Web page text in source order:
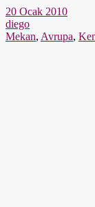
20 Ocak 2010
diego
Mekan, Avrupa,